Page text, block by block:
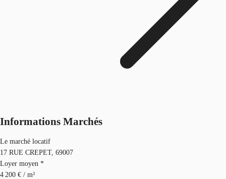
Informations Marchés
Le marché locatif
17 RUE CREPET, 69007
Loyer moyen *
4 200 € / m²